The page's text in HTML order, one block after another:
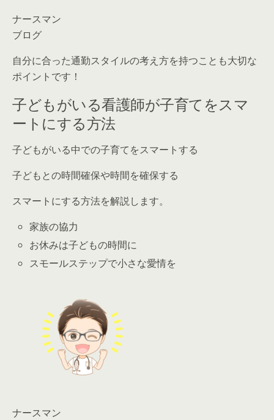
ナースマン
ブログ
自分に合った通勤スタイルの考え方を持つことも大切な
ポイントです！
子どもがいる看護師が子育てをスマ
ートにする方法
子どもがいる中での子育てをスマートする
子どもとの時間確保や時間を確保する
スマートにする方法を解説します。
家族の協力
お休みは子どもの時間に
スモールステップで小さな愛情を
ナースマン